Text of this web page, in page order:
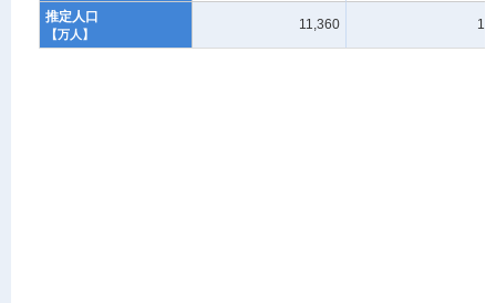
推定人口
【万人】
11,360 13